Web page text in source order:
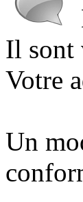
Il sont
Votre
Un